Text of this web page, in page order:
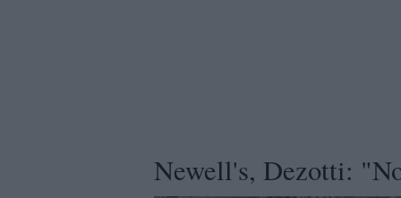
Newell's, Dezotti: